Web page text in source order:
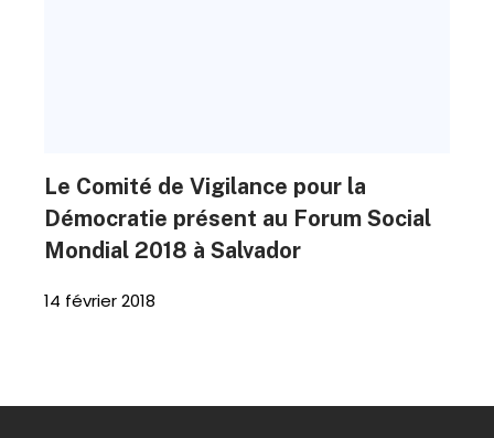
Le Comité de Vigilance pour la
Démocratie présent au Forum Social
Mondial 2018 à Salvador
14 février 2018